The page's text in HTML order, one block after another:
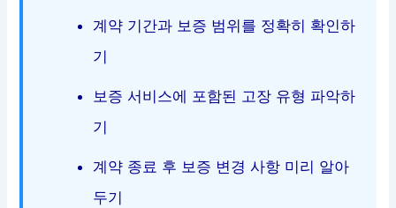
계약 기간과 보증 범위를 정확히 확인하
기
보증 서비스에 포함된 고장 유형 파악하
기
계약 종료 후 보증 변경 사항 미리 알아
두기